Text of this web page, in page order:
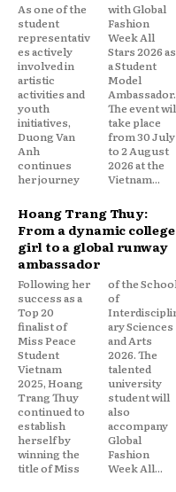
As one of the
student
representativ
es actively
involved in
artistic
activities and
youth
initiatives,
Duong Van
Anh
continues
her journey
with Global
Fashion
Week All
Stars 2026 as
a Student
Model
Ambassador.
The event will
take place
from 30 July
to 2 August
2026 at the
Vietnam...
Hoang Trang Thuy:
From a dynamic college
girl to a global runway
ambassador
Following her
success as a
Top 20
finalist of
Miss Peace
Student
Vietnam
2025, Hoang
Trang Thuy
continued to
establish
herself by
winning the
title of Miss
of the School
of
Interdisciplin
ary Sciences
and Arts
2026. The
talented
university
student will
also
accompany
Global
Fashion
Week All...